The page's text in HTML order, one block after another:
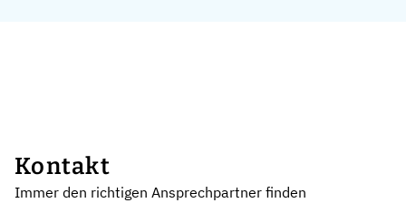
Kontakt
Immer den richtigen Ansprechpartner finden